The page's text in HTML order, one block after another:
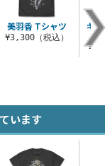
美羽香 Tシャツ
¥3,300（税込）
ギャ
います